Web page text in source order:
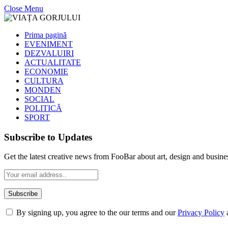
Close Menu
Prima pagină
EVENIMENT
DEZVALUIRI
ACTUALITATE
ECONOMIE
CULTURA
MONDEN
SOCIAL
POLITICĂ
SPORT
Subscribe to Updates
Get the latest creative news from FooBar about art, design and
By signing up, you agree to the our terms and ourPrivacy Policy